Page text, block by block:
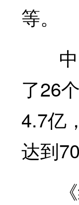
等。
中
了26
4.7亿
达到
《